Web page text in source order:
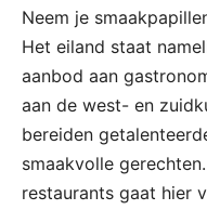
Neem je
Het eiland staat
aanbod aan
aan de west- en
bereiden
smaakvolle
restaurants gaat hier